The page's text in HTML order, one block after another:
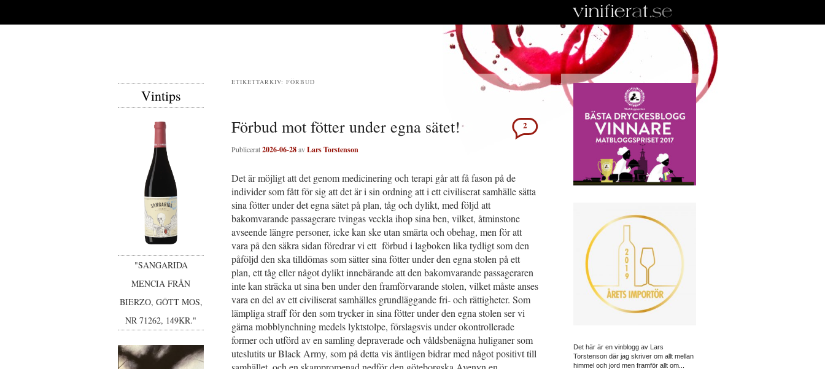
ETIKETTARKIV: FÖRBUD
Förbud mot fötter under egna sätet!
Publicerat2026-06-28avLars Torstenson
2
Det är möjligt att det genom medicinering och terapi går att få fason på de
individer som fått för sig att det är i sin ordning att i ett civiliserat samhälle sätta
sina fötter under det egna sätet på plan, tåg och dylikt, med följd att
bakomvarande passagerare tvingas veckla ihop sina ben, vilket, åtminstone
avseende längre personer, icke kan ske utan smärta och obehag, men för att
vara på den säkra sidan föredrar vi ett förbud i lagboken lika tydligt som den
påföljd den ska tilldömas som sätter sina fötter under den egna stolen på ett
plan, ett tåg eller något dylikt innebärande att den bakomvarande passageraren
inte kan sträcka ut sina ben under den framförvarande stolen, vilket måste anses
vara en del av ett civiliserat samhälles grundläggande fri- och rättigheter. Som
lämpliga straff för den som trycker in sina fötter under den egna stolen ser vi
gärna mobblynchning medels lyktstolpe, förslagsvis under okontrollerade
former och utförd av en samling depraverade och våldsbenägna huliganer som
uteslutits ur Black Army, som på detta vis äntligen bidrar med något positivt till
Det här är en vinblogg av Lars
Torstenson där jag skriver om allt mellan
himmel och jord men framför allt om...
Vintips
"SANGARIDA
MENCIA FRÅN
BIERZO, GÔTT MOS,
NR 71262, 149KR."